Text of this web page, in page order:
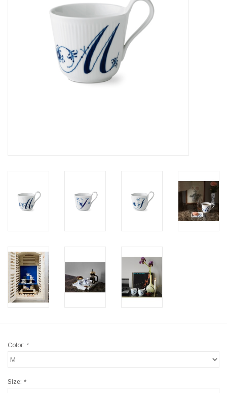
HEALTHY LIVING 健康家居
LATEST ARRIVALS 最新扺港
Gift cards
Color: *
Size: *